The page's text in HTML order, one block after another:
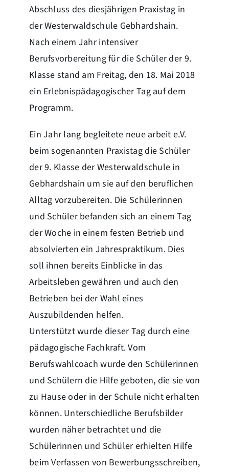
Abschluss des diesjährigen Praxistag in
der Westerwaldschule Gebhardshain.
Nach einem Jahr intensiver
Berufsvorbereitung für die Schüler der 9.
Klasse stand am Freitag, den 18. Mai 2018
ein Erlebnispädagogischer Tag auf dem
Programm.
Ein Jahr lang begleitete neue arbeit e.V.
beim sogenannten Praxistag die Schüler
der 9. Klasse der Westerwaldschule in
Gebhardshain um sie auf den beruflichen
Alltag vorzubereiten. Die Schülerinnen
und Schüler befanden sich an einem Tag
der Woche in einem festen Betrieb und
absolvierten ein Jahrespraktikum. Dies
soll ihnen bereits Einblicke in das
Arbeitsleben gewähren und auch den
Betrieben bei der Wahl eines
Auszubildenden helfen.
Unterstützt wurde dieser Tag durch eine
pädagogische Fachkraft. Vom
Berufswahlcoach wurde den Schülerinnen
und Schülern die Hilfe geboten, die sie von
zu Hause oder in der Schule nicht erhalten
können. Unterschiedliche Berufsbilder
wurden näher betrachtet und die
Schülerinnen und Schüler erhielten Hilfe
beim Verfassen von Bewerbungsschreiben,